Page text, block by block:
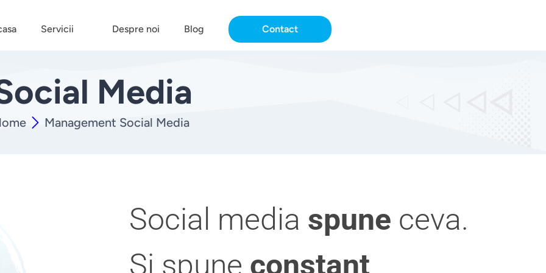
Servicii Despre noi Blog Contact
Media
Management Social Media
Social media spune ceva.
Si spune constant